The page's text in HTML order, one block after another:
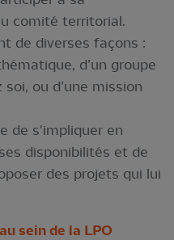
comité territorial.
de diverses façons :
d’un groupe
ou d’une mission
de s'impliquer en
disponibilités et de
des projets qui lui
sein de la LPO